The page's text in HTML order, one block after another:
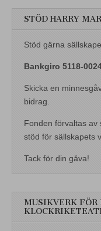
STÖD HARRY
Stöd gärna
Bankgiro 5118-
Skicka en
bidrag.
Fonden förvaltas av
stöd för sällskapets
Tack för din gåva!
MUSIKVERK FÖR